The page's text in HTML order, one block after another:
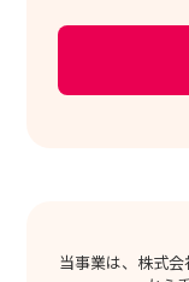
当事業は、株式